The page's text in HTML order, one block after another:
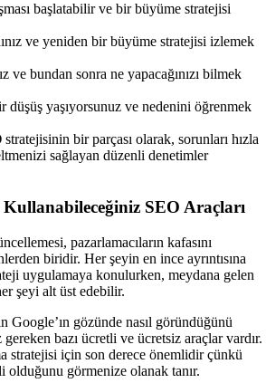
başlatabilir ve bir büyüme stratejisi
ve yeniden bir büyüme stratejisi izlemek
ve bundan sonra ne yapacağınızı bilmek
düşüş yaşıyorsunuz ve nedenini öğrenmek
stratejisinin bir parçası olarak, sorunları hızla
sağlayan düzenli denetimler
SEO Araçları
pazarlamacıların kafasını
biridir. Her şeyin en ince ayrıntısına
uygulamaya konulurken, meydana gelen
şeyi alt üst edebilir.
Google’ın gözünde nasıl göründüğünü
bazı ücretli ve ücretsiz araçlar vardır.
stratejisi için son derece önemlidir çünkü
görmenize olanak tanır.